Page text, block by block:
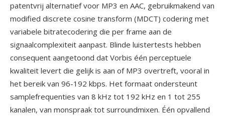
patentvrij alternatief voor MP3 en AAC, gebruikmakend van
modified discrete cosine transform (MDCT) codering met
variabele bitratecodering die per frame aan de
signaalcomplexiteit aanpast. Blinde luistertests hebben
consequent aangetoond dat Vorbis één perceptuele
kwaliteit levert die gelijk is aan of MP3 overtreft, vooral in
het bereik van 96-192 kbps. Het formaat ondersteunt
samplefrequenties van 8 kHz tot 192 kHz en 1 tot 255
kanalen, van monspraak tot surroundmixen. Één opvallend